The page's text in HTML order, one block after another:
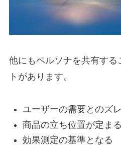
他にもペルソナを共有する
トがあります。
ユーザーの需要とのズ
商品の立ち位置が定まる
効果測定の基準となる